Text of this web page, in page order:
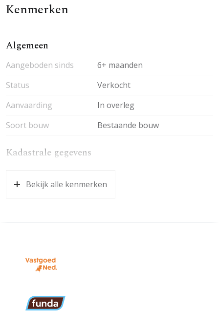
Kenmerken
Algemeen
Aangeboden sinds
6+ maanden
Status
Verkocht
Aanvaarding
In overleg
Soort bouw
Bestaande bouw
Kadastrale gegevens
Eigendomssituatie
Capaciteit
Bekijk alle kenmerken